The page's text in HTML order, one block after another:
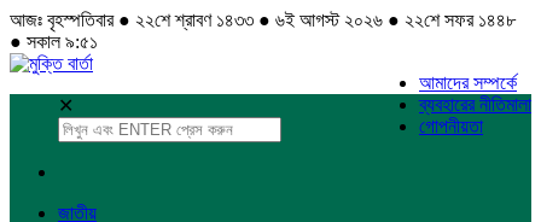
আজঃ বৃহস্পতিবার ● ২২শে শ্রাবণ ১৪৩৩ ● ৬ই আগস্ট ২০২৬ ● ২২শে সফর ১৪৪৮
● সকাল ৯:৫১
আমাদের সম্পর্কে
ব্যবহারের নীতিমালা
গোপনীয়তা
✕
জাতীয়